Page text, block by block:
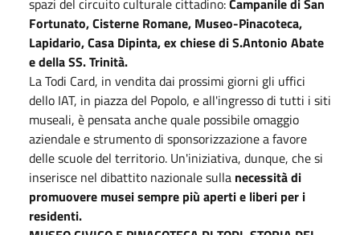
Fortunato, Cisterne Romane, Museo-Pinacoteca,
Lapidario, Casa Dipinta, ex chiese di S.Antonio Abate
e della SS. Trinità.
La Todi Card, in vendita dai prossimi giorni gli uffici
dello IAT, in piazza del Popolo, e all'ingresso di tutti i siti
museali, è pensata anche quale possibile omaggio
aziendale e strumento di sponsorizzazione a favore
delle scuole del territorio. Un'iniziativa, dunque, che si
inserisce nel dibattito nazionale sulla necessità di
promuovere musei sempre più aperti e liberi per i
residenti.